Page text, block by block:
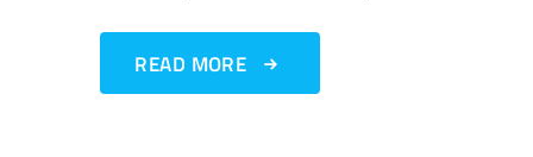
READ MORE